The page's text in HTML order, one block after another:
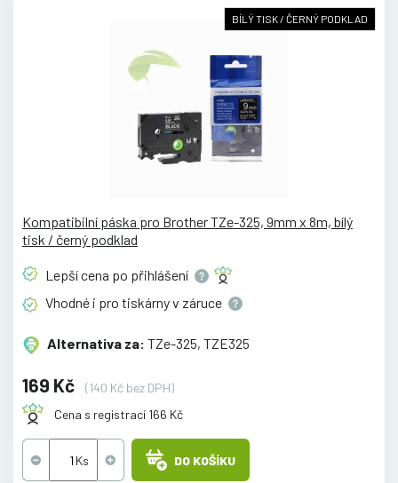
BÍLÝ TISK / ČERNÝ PODKLAD
Kompatibilní páska pro Brother TZe-325, 9mm x 8m, bílý
tisk / černý podklad
Lepší cena po přihlášení
Vhodné i pro tiskárny v záruce
Alternativa za: TZe-325, TZE325
169 Kč
(140 Kč bez DPH)
Cena s registrací 166 Kč
DO KOŠÍKU